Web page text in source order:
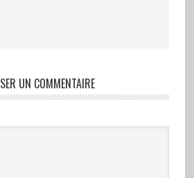
UN COMMENTAIRE